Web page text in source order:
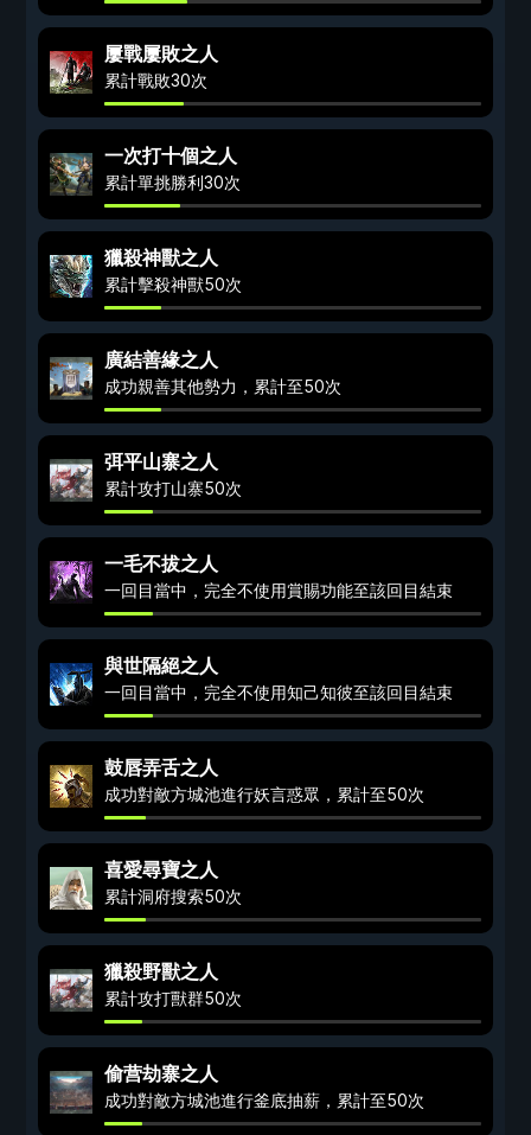
屢戰屢敗之人
累計戰敗30次
一次打十個之人
累計單挑勝利30次
獵殺神獸之人
累計擊殺神獸50次
廣結善緣之人
成功親善其他勢力，累計至50次
弭平山寨之人
累計攻打山寨50次
一毛不拔之人
一回目當中，完全不使用賞賜功能至該回目結束
與世隔絕之人
一回目當中，完全不使用知己知彼至該回目結束
鼓唇弄舌之人
成功對敵方城池進行妖言惑眾，累計至50次
喜愛尋寶之人
累計洞府搜索50次
獵殺野獸之人
累計攻打獸群50次
偷营劫寨之人
成功對敵方城池進行釜底抽薪，累計至50次